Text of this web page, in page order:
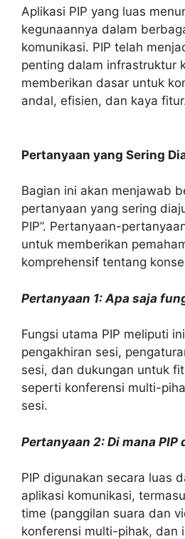
Aplikasi PIP yang luas
kegunaannya dalam
komunikasi. PIP telah
penting dalam infrastruktur
memberikan dasar untuk
andal, efisien, dan kaya
Pertanyaan yang Sering
Bagian ini akan menjawab
pertanyaan yang sering
PIP”. Pertanyaan-
untuk memberikan
komprehensif tentang
Pertanyaan 1: Apa saja
Fungsi utama PIP meliputi
pengakhiran sesi,
sesi, dan dukungan untuk
seperti konferensi multi-
sesi.
Pertanyaan 2: Di mana PIP
PIP digunakan secara luas
aplikasi komunikasi,
time (panggilan suara dan
konferensi multi-pihak, dan